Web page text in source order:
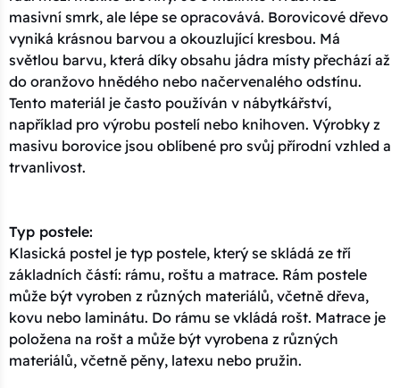
masivní smrk, ale lépe se opracovává. Borovicové dřevo
vyniká krásnou barvou a okouzlující kresbou. Má
světlou barvu, která díky obsahu jádra místy přechází až
do oranžovo hnědého nebo načervenalého odstínu.
Tento materiál je často používán v nábytkářství,
například pro výrobu postelí nebo knihoven. Výrobky z
masivu borovice jsou oblíbené pro svůj přírodní vzhled a
trvanlivost.
Typ postele:
Klasická postel je typ postele, který se skládá ze tří
základních částí: rámu, roštu a matrace. Rám postele
může být vyroben z různých materiálů, včetně dřeva,
kovu nebo laminátu. Do rámu se vkládá rošt. Matrace je
položena na rošt a může být vyrobena z různých
materiálů, včetně pěny, latexu nebo pružin.